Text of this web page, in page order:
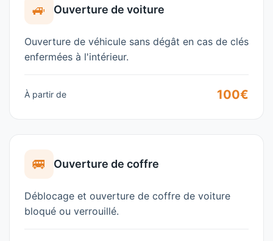
🚙 Ouverture de voiture
Ouverture de véhicule sans dégât en cas de clés
enfermées à l'intérieur.
À partir de 100€
🚐 Ouverture de coffre
Déblocage et ouverture de coffre de voiture
bloqué ou verrouillé.